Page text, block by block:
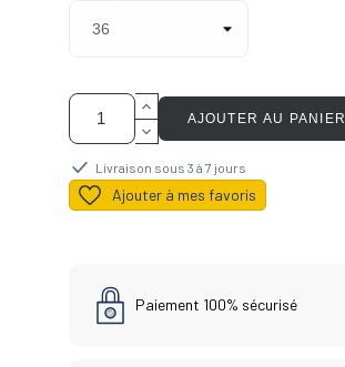
AJOUTER AU PANIER
Livraison sous 3 à 7 jours
Ajouter à mes favoris
Paiement 100% sécurisé